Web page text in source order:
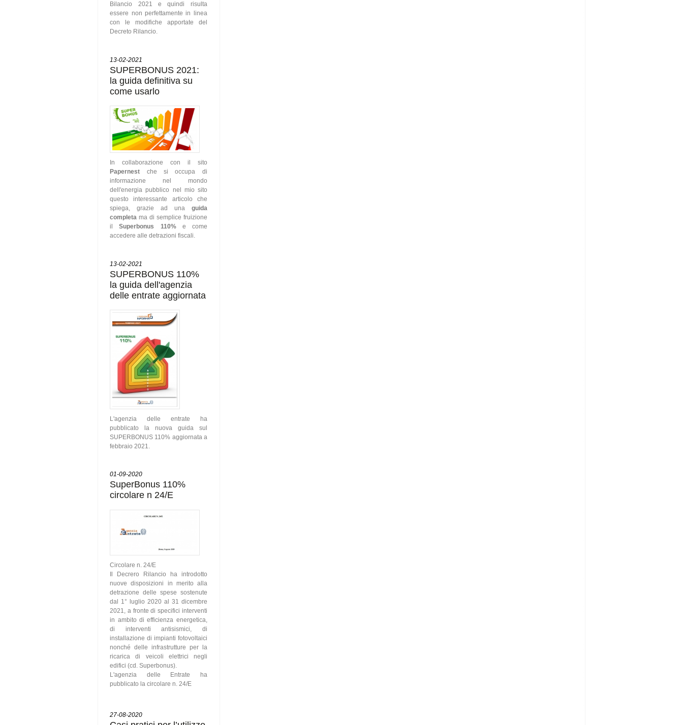
Bilancio 2021 e quindi risulta
essere non perfettamente in linea
con le modifiche apportate del
Decreto Rilancio.
13-02-2021
SUPERBONUS 2021:
la guida definitiva su
come usarlo
In collaborazione con il sito
Papernest che si occupa di
informazione nel mondo
dell'energia pubblico nel mio sito
questo interessante articolo che
spiega, grazie ad una guida
completa ma di semplice fruizione
ilSuperbonus 110%e come
accedere alle detrazioni fiscali.
13-02-2021
SUPERBONUS 110%
la guida dell'agenzia
delle entrate aggiornata
L'agenzia delle entrate ha
pubblicato la nuova guida sul
SUPERBONUS 110% aggiornata a
febbraio 2021.
01-09-2020
SuperBonus 110%
circolare n 24/E
Circolare n. 24/E
Il Decrero Rilancio ha introdotto
nuove disposizioni in merito alla
detrazione delle spese sostenute
dal 1° luglio 2020 al 31 dicembre
2021, a fronte di specifici interventi
in ambito di efficienza energetica,
di interventi antisismici, di
installazione di impianti fotovoltaici
nonché delle infrastrutture per la
ricarica di veicoli elettrici negli
edifici (cd. Superbonus).
L'agenzia delle Entrate ha
pubblicato la circolare n. 24/E
27-08-2020